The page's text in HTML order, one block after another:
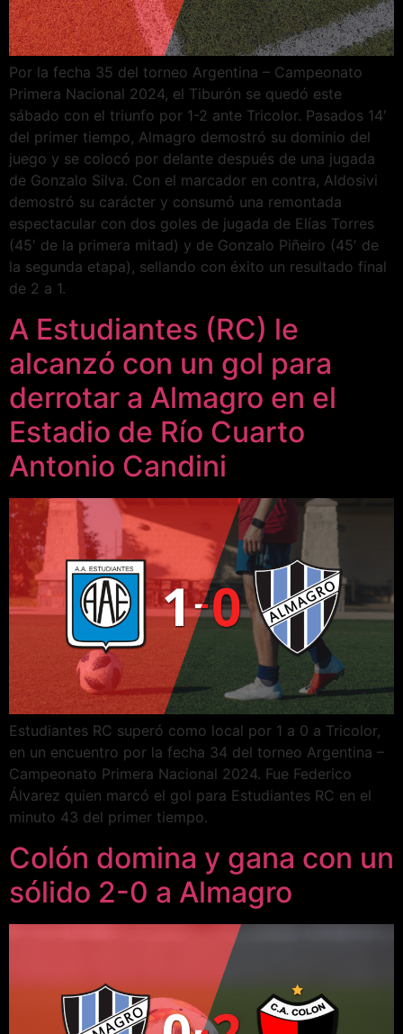
Por la fecha 35 del torneo Argentina – Campeonato
Primera Nacional 2024, el Tiburón se quedó este
sábado con el triunfo por 1-2 ante Tricolor. Pasados 14′
del primer tiempo, Almagro demostró su dominio del
juego y se colocó por delante después de una jugada
de Gonzalo Silva. Con el marcador en contra, Aldosivi
demostró su carácter y consumó una remontada
espectacular con dos goles de jugada de Elías Torres
(45′ de la primera mitad) y de Gonzalo Piñeiro (45′ de
la segunda etapa), sellando con éxito un resultado final
de 2 a 1.
A Estudiantes (RC) le
alcanzó con un gol para
derrotar a Almagro en el
Estadio de Río Cuarto
Antonio Candini
Estudiantes RC superó como local por 1 a 0 a Tricolor,
en un encuentro por la fecha 34 del torneo Argentina –
Campeonato Primera Nacional 2024. Fue Federico
Álvarez quien marcó el gol para Estudiantes RC en el
minuto 43 del primer tiempo.
Colón domina y gana con un
sólido 2-0 a Almagro